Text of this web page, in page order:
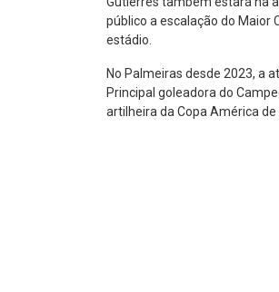
público a escalação do Maior
estádio.
No Palmeiras desde 2023, a
Principal goleadora do
artilheira da Copa América